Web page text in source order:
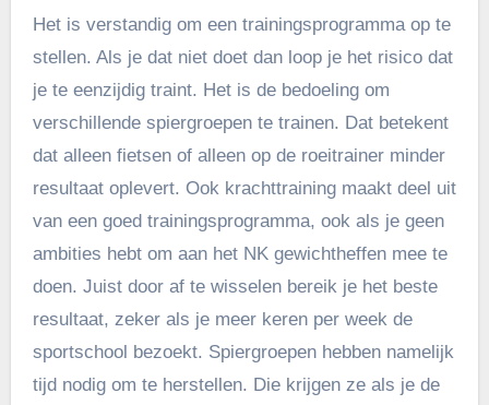
Het is verstandig om een trainingsprogramma op te
stellen. Als je dat niet doet dan loop je het risico dat
je te eenzijdig traint. Het is de bedoeling om
verschillende spiergroepen te trainen. Dat betekent
dat alleen fietsen of alleen op de roeitrainer minder
resultaat oplevert. Ook krachttraining maakt deel uit
van een goed trainingsprogramma, ook als je geen
ambities hebt om aan het NK gewichtheffen mee te
doen. Juist door af te wisselen bereik je het beste
resultaat, zeker als je meer keren per week de
sportschool bezoekt. Spiergroepen hebben namelijk
tijd nodig om te herstellen. Die krijgen ze als je de